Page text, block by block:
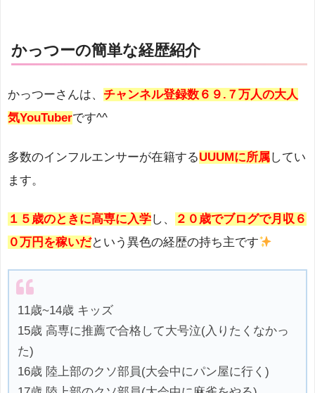
かっつーの簡単な経歴紹介
かっつーさんは、 チャンネル登録数６９.７万人の大人
気YouTuberです^^
多数のインフルエンサーが在籍するUUUMに所属してい
ます。
１５歳のときに高専に入学し、
２０歳でブログで月収６
０万円を稼いだという異色の経歴の持ち主です
11歳~14歳 キッズ
15歳 高専に推薦で合格して大号泣(入りたくなかっ
た)
16歳 陸上部のクソ部員(大会中にパン屋に行く)